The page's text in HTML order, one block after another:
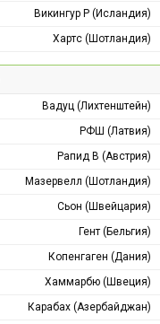
Викингур Р (Исландия)
Хартс (Шотландия)
Вадуц (Лихтенштейн)
РФШ (Латвия)
Рапид В (Австрия)
Мазервелл (Шотландия)
Сьон (Швейцария)
Гент (Бельгия)
Копенгаген (Дания)
Хаммарбю (Швеция)
Карабах (Азербайджан)